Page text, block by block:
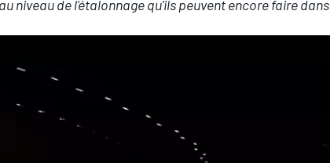
niveau de l'étalonnage qu'ils peuvent encore faire dans